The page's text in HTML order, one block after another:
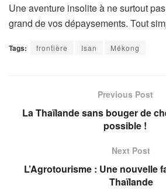
Une aventure insolite à ne surtout
grand de vos dépaysements. Tout
Tags: frontière Isan Mékong
Previous Post
La Thaïlande sans bouger de
possible !
Next Post
L’Agrotourisme : Une nouvelle
Thaïlande